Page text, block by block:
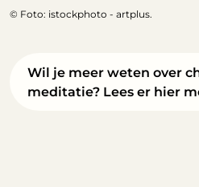
© Foto: istockphoto - artplus.
Wil je meer weten over
meditatie? Lees er hier